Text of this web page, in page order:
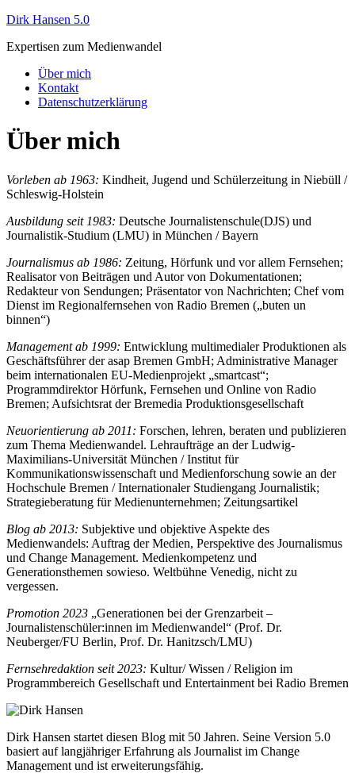
Dirk Hansen 5.0
Expertisen zum Medienwandel
Über mich
Kontakt
Datenschutzerklärung
Über mich
Vorleben ab 1963: Kindheit, Jugend und Schülerzeitung in Niebüll /
Schleswig-Holstein
Ausbildung seit 1983: Deutsche Journalistenschule(DJS) und
Journalistik-Studium (LMU) in München / Bayern
Journalismus ab 1986: Zeitung, Hörfunk und vor allem Fernsehen;
Realisator von Beiträgen und Autor von Dokumentationen;
Redakteur von Sendungen; Präsentator von Nachrichten; Chef vom
Dienst im Regionalfernsehen von Radio Bremen („buten un
binnen“)
Management ab 1999: Entwicklung multimedialer Produktionen als
Geschäftsführer der asap Bremen GmbH; Administrative Manager
beim internationalen EU-Medienprojekt „smartcast“;
Programmdirektor Hörfunk, Fernsehen und Online von Radio
Bremen; Aufsichtsrat der Bremedia Produktionsgesellschaft
Neuorientierung ab 2011: Forschen, lehren, beraten und publizieren
zum Thema Medienwandel. Lehraufträge an der Ludwig-
Maximilians-Universität München / Institut für
Kommunikationswissenschaft und Medienforschung sowie an der
Hochschule Bremen / Internationaler Studiengang Journalistik;
Strategieberatung für Medienunternehmen; Zeitungsartikel
Blog ab 2013: Subjektive und objektive Aspekte des
Medienwandels: Auftrag der Medien, Perspektive des Journalismus
und Change Management. Medienkompetenz und
Generationsthemen sowieso. Weltbühne Venedig, nicht zu
vergessen.
Promotion 2023 „Generationen bei der Grenzarbeit –
Journalistenschüler:innen im Medienwandel“ (Prof. Dr.
Neuberger/FU Berlin, Prof. Dr. Hanitzsch/LMU)
Fernsehredaktion seit 2023: Kultur/ Wissen / Religion im
Programmbereich Gesellschaft und Entertainment bei Radio Bremen
Dirk Hansen startet diesen Blog mit 50 Jahren. Seine Version 5.0
basiert auf langjähriger Erfahrung als Journalist im Change
Management und ist erweiterungsfähig.